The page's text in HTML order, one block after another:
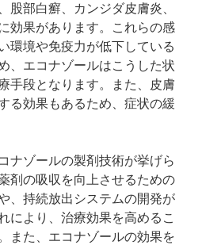
股部白癬、カンジダ皮膚炎、
効果があります。これらの感
環境や免疫力が低下している
、エコナゾールはこうした状
手段となります。また、皮膚
る効果もあるため、症状の緩
ナゾールの製剤技術が挙げら
剤の吸収を向上させるための
、持続放出システムの開発が
により、治療効果を高めるこ
また、エコナゾールの効果を